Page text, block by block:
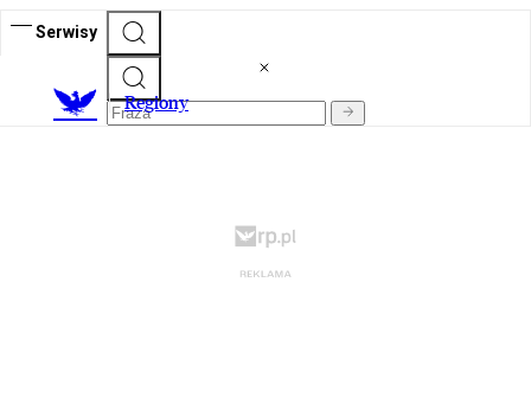
Serwisy
Regiony